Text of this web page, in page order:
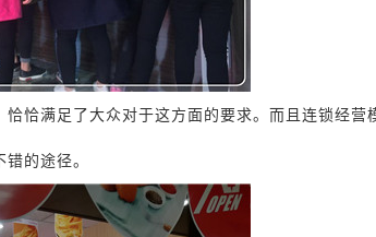
恰满足了大众对于这方面的要求。而且连锁经营
的途径。